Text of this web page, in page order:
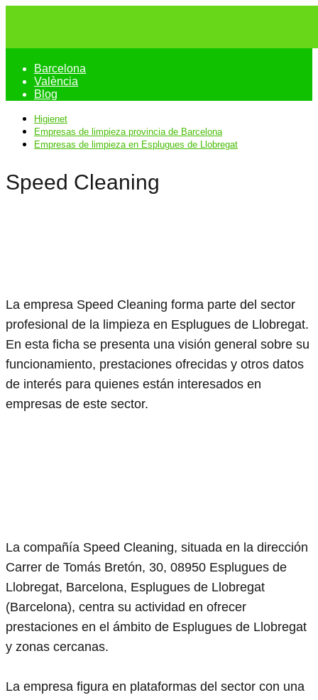
Barcelona
València
Blog
Higienet
Empresas de limpieza provincia de Barcelona
Empresas de limpieza en Esplugues de Llobregat
Speed Cleaning
La empresa Speed Cleaning forma parte del sector
profesional de la limpieza en Esplugues de Llobregat.
En esta ficha se presenta una visión general sobre su
funcionamiento, prestaciones ofrecidas y otros datos
de interés para quienes están interesados en
empresas de este sector.
La compañía Speed Cleaning, situada en la dirección
Carrer de Tomás Bretón, 30, 08950 Esplugues de
Llobregat, Barcelona, Esplugues de Llobregat
(Barcelona), centra su actividad en ofrecer
prestaciones en el ámbito de Esplugues de Llobregat
y zonas cercanas.
La empresa figura en plataformas del sector con una